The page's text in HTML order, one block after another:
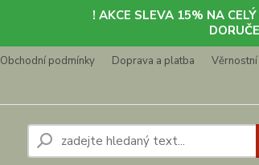
! AKCE SLEVA 15% NA
Obchodní podmínky Doprava a platba